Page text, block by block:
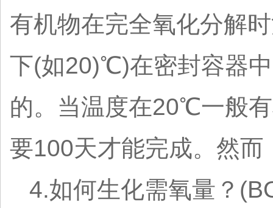
有机物在完全氧化分解
下(如20)℃)在密封容器
的。当温度在20℃一般
要100天才能完成。然
4.如何生化需氧量？